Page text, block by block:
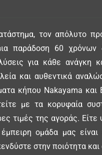
τον απόλυτο
παράδοση 60 χρόνων
για κάθε ανάγκη
και αυθεντικά
κήπου Nakayama και
με τα κορυφαία
τιμές της αγοράς.
έμπειρη ομάδα μας
στην ποιότητα